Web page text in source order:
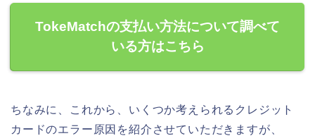
TokeMatchの支払い方法について調べて
いる方はこちら
ちなみに、これから、いくつか考えられるクレジット
カードのエラー原因を紹介させていただきますが、